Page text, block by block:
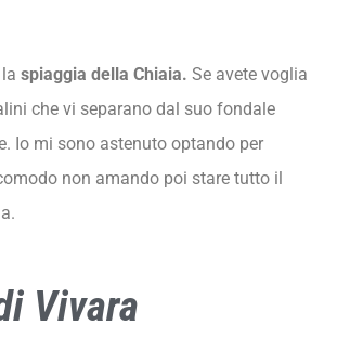
spiaggia della Chiaia. Se avete voglia
che vi separano dal suo fondale
Io mi sono astenuto optando per
non amando poi stare tutto il
Vivara